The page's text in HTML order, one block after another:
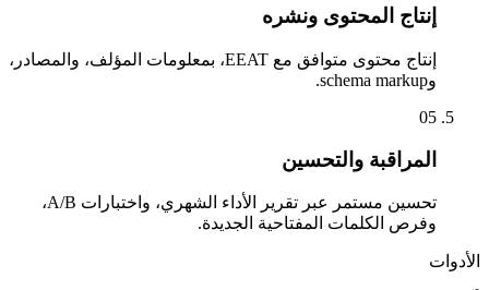
إنتاج المحتوى ونشره
إنتاج محتوى متوافق مع EEAT، بمعلومات المؤلف، والمصادر،
وschema markup.
05
المراقبة والتحسين
تحسين مستمر عبر تقرير الأداء الشهري، واختبارات A/B،
وفرص الكلمات المفتاحية الجديدة.
الأدوات